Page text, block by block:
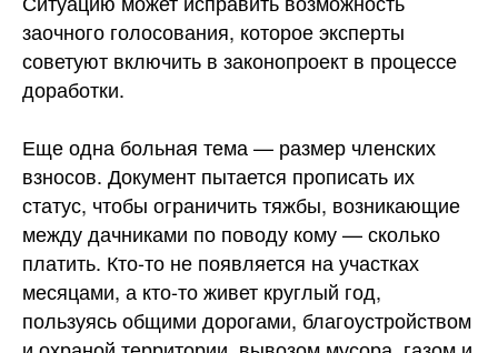
заочного голосования, которое эксперты
советуют включить в законопроект в процессе
доработки.
Еще одна больная тема — размер членских
взносов. Документ пытается прописать их
статус, чтобы ограничить тяжбы, возникающие
между дачниками по поводу кому — сколько
платить. Кто-то не появляется на участках
месяцами, а кто-то живет круглый год,
пользуясь общими дорогами, благоустройством